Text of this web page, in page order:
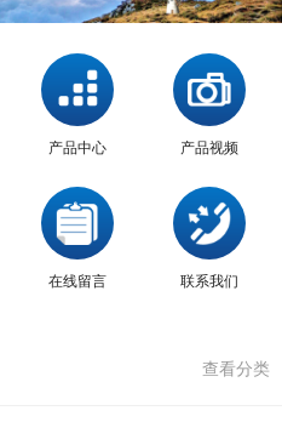
产品中心 产品视频
在线留言 联系我们
查看分类